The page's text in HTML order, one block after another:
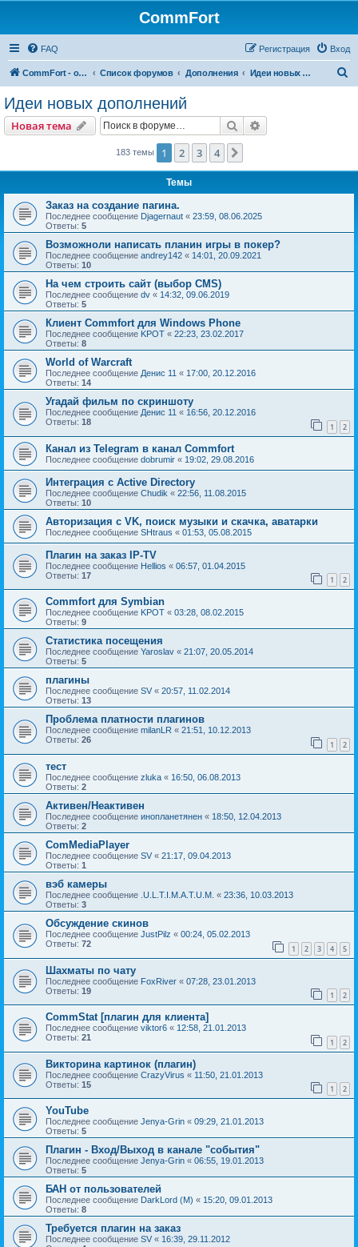
CommFort
FAQ Вход
Регистрация
CommFort - официальный сайт Список форумов Дополнения Идеи новых дополнений
Идеи новых дополнений
Новая тема Поиск
183 темы 1 2 3 4
Темы
Заказ на создание пагина.
Последнее сообщение Djagernaut « 23:59, 08.06.2025
Ответы: 5
Возможноли написать планин игры в покер?
Последнее сообщение andrey142 « 14:01, 20.09.2021
Ответы: 10
На чем строить сайт (выбор CMS)
Последнее сообщение dv « 14:32, 09.06.2019
Ответы: 5
Клиент Commfort для Windows Phone
Последнее сообщение KPOT « 22:23, 23.02.2017
Ответы: 8
World of Warcraft
Последнее сообщение Денис 11 « 17:00, 20.12.2016
Ответы: 14
Угадай фильм по скриншоту
Последнее сообщение Денис 11 « 16:56, 20.12.2016
Ответы: 18 1 2
Канал из Telegram в канал Commfort
Последнее сообщение dobrumir « 19:02, 29.08.2016
Интеграция с Active Directory
Последнее сообщение Chudik « 22:56, 11.08.2015
Ответы: 10
Авторизация с VK, поиск музыки и скачка, аватарки
Последнее сообщение SHtraus « 01:53, 05.08.2015
Плагин на заказ IP-TV
Последнее сообщение Hellios « 06:57, 01.04.2015
Ответы: 17 1 2
Commfort для Symbian
Последнее сообщение KPOT « 03:28, 08.02.2015
Ответы: 9
Статистика посещения
Последнее сообщение Yaroslav « 21:07, 20.05.2014
Ответы: 5
плагины
Последнее сообщение SV « 20:57, 11.02.2014
Ответы: 13
Проблема платности плагинов
Последнее сообщение milanLR « 21:51, 10.12.2013
Ответы: 26 1 2
тест
Последнее сообщение zluka « 16:50, 06.08.2013
Ответы: 2
Активен/Неактивен
Последнее сообщение инопланетянен « 18:50, 12.04.2013
Ответы: 2
ComMediaPlayer
Последнее сообщение SV « 21:17, 09.04.2013
Ответы: 1
вэб камеры
Последнее сообщение .U.L.T.I.M.A.T.U.M. « 23:36, 10.03.2013
Ответы: 3
Обсуждение скинов
Последнее сообщение JustPilz « 00:24, 05.02.2013
Ответы: 72 1 2 3 4 5
Шахматы по чату
Последнее сообщение FoxRiver « 07:28, 23.01.2013
Ответы: 19 1 2
CommStat [плагин для клиента]
Последнее сообщение viktor6 « 12:58, 21.01.2013
Ответы: 21 1 2
Викторина картинок (плагин)
Последнее сообщение CrazyVirus « 11:50, 21.01.2013
Ответы: 15 1 2
YouTube
Последнее сообщение Jenya-Grin « 09:29, 21.01.2013
Ответы: 5
Плагин - Вход/Выход в канале "события"
Последнее сообщение Jenya-Grin « 06:55, 19.01.2013
Ответы: 5
БАН от пользователей
Последнее сообщение DarkLord (M) « 15:20, 09.01.2013
Ответы: 8
Требуется плагин на заказ
Последнее сообщение SV « 16:39, 29.11.2012